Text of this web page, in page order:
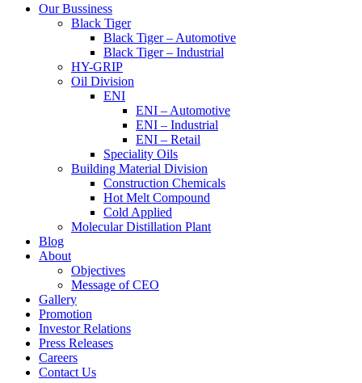
Our Bussiness
Black Tiger
Black Tiger – Automotive
Black Tiger – Industrial
HY-GRIP
Oil Division
ENI
ENI – Automotive
ENI – Industrial
ENI – Retail
Speciality Oils
Building Material Division
Construction Chemicals
Hot Melt Compound
Cold Applied
Molecular Distillation Plant
Blog
About
Objectives
Message of CEO
Gallery
Promotion
Investor Relations
Press Releases
Careers
Contact Us